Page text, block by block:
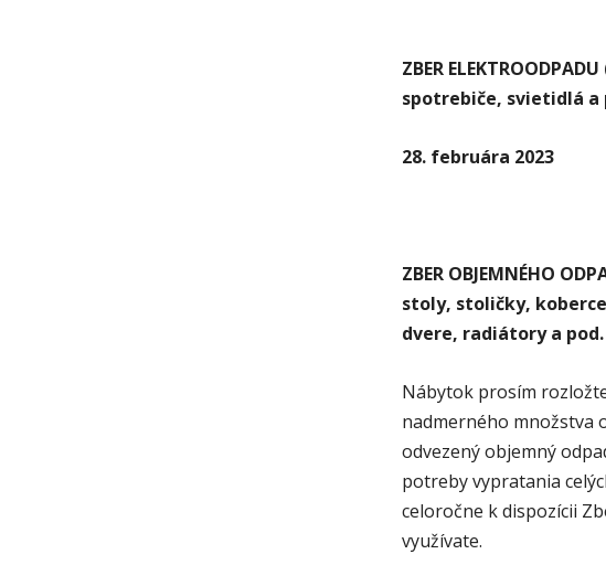
ZBER
spotrebiče, svietidlá
28. februára 2023
ZBER OBJEMNÉHO
stoly, stoličky,
dvere, radiátory a pod.
Nábytok prosím
nadmerného množstva
odvezený objemný
potreby vypratania
celoročne k dispozícii
využívate.